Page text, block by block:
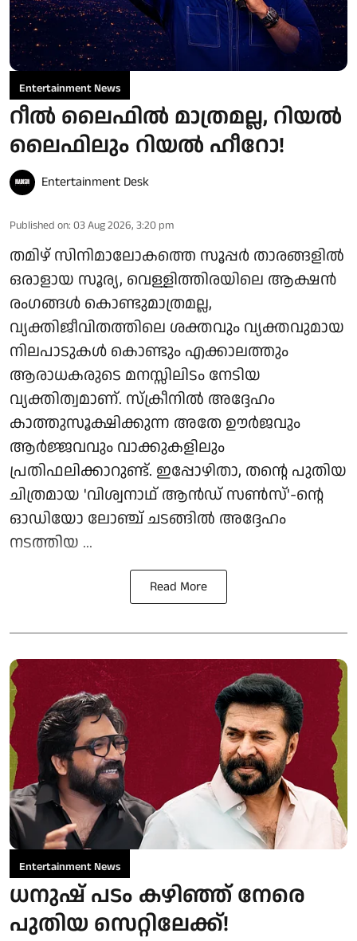
Entertainment News
റീൽ ലൈഫിൽ മാത്രമല്ല, റിയൽ
ലൈഫിലും റിയൽ ഹീറോ!
Entertainment Desk
Published on: 03 Aug 2026, 3:20 pm
തമിഴ് സിനിമാലോകത്തെ സൂപ്പർ താരങ്ങളിൽ
ഒരാളായ സൂര്യ, വെള്ളിത്തിരയിലെ ആക്ഷൻ
രംഗങ്ങൾ കൊണ്ടുമാത്രമല്ല,
വ്യക്തിജീവിതത്തിലെ ശക്തവും വ്യക്തവുമായ
നിലപാടുകൾ കൊണ്ടും എക്കാലത്തും
ആരാധകരുടെ മനസ്സിലിടം നേടിയ
വ്യക്തിത്വമാണ്. സ്ക്രീനിൽ അദ്ദേഹം
കാത്തുസൂക്ഷിക്കുന്ന അതേ ഊർജവും
ആർജ്ജവവും വാക്കുകളിലും
പ്രതിഫലിക്കാറുണ്ട്. ഇപ്പോഴിതാ, തന്റെ പുതിയ
ചിത്രമായ 'വിശ്വനാഥ് ആൻഡ് സൺസ്'-ന്റെ
ഓഡിയോ ലോഞ്ച് ചടങ്ങിൽ അദ്ദേഹം
നടത്തിയ ...
Read More
Entertainment News
ധനുഷ് പടം കഴിഞ്ഞ് നേരെ
പുതിയ സെറ്റിലേക്ക്!